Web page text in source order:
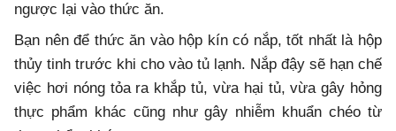
ngược lại vào thức ăn.
Bạn nên để thức ăn vào hộp kín có nắp, tốt nhất là hộp
thủy tinh trước khi cho vào tủ lạnh. Nắp đậy sẽ hạn chế
việc hơi nóng tỏa ra khắp tủ, vừa hại tủ, vừa gây hỏng
thực phẩm khác cũng như gây nhiễm khuẩn chéo từ